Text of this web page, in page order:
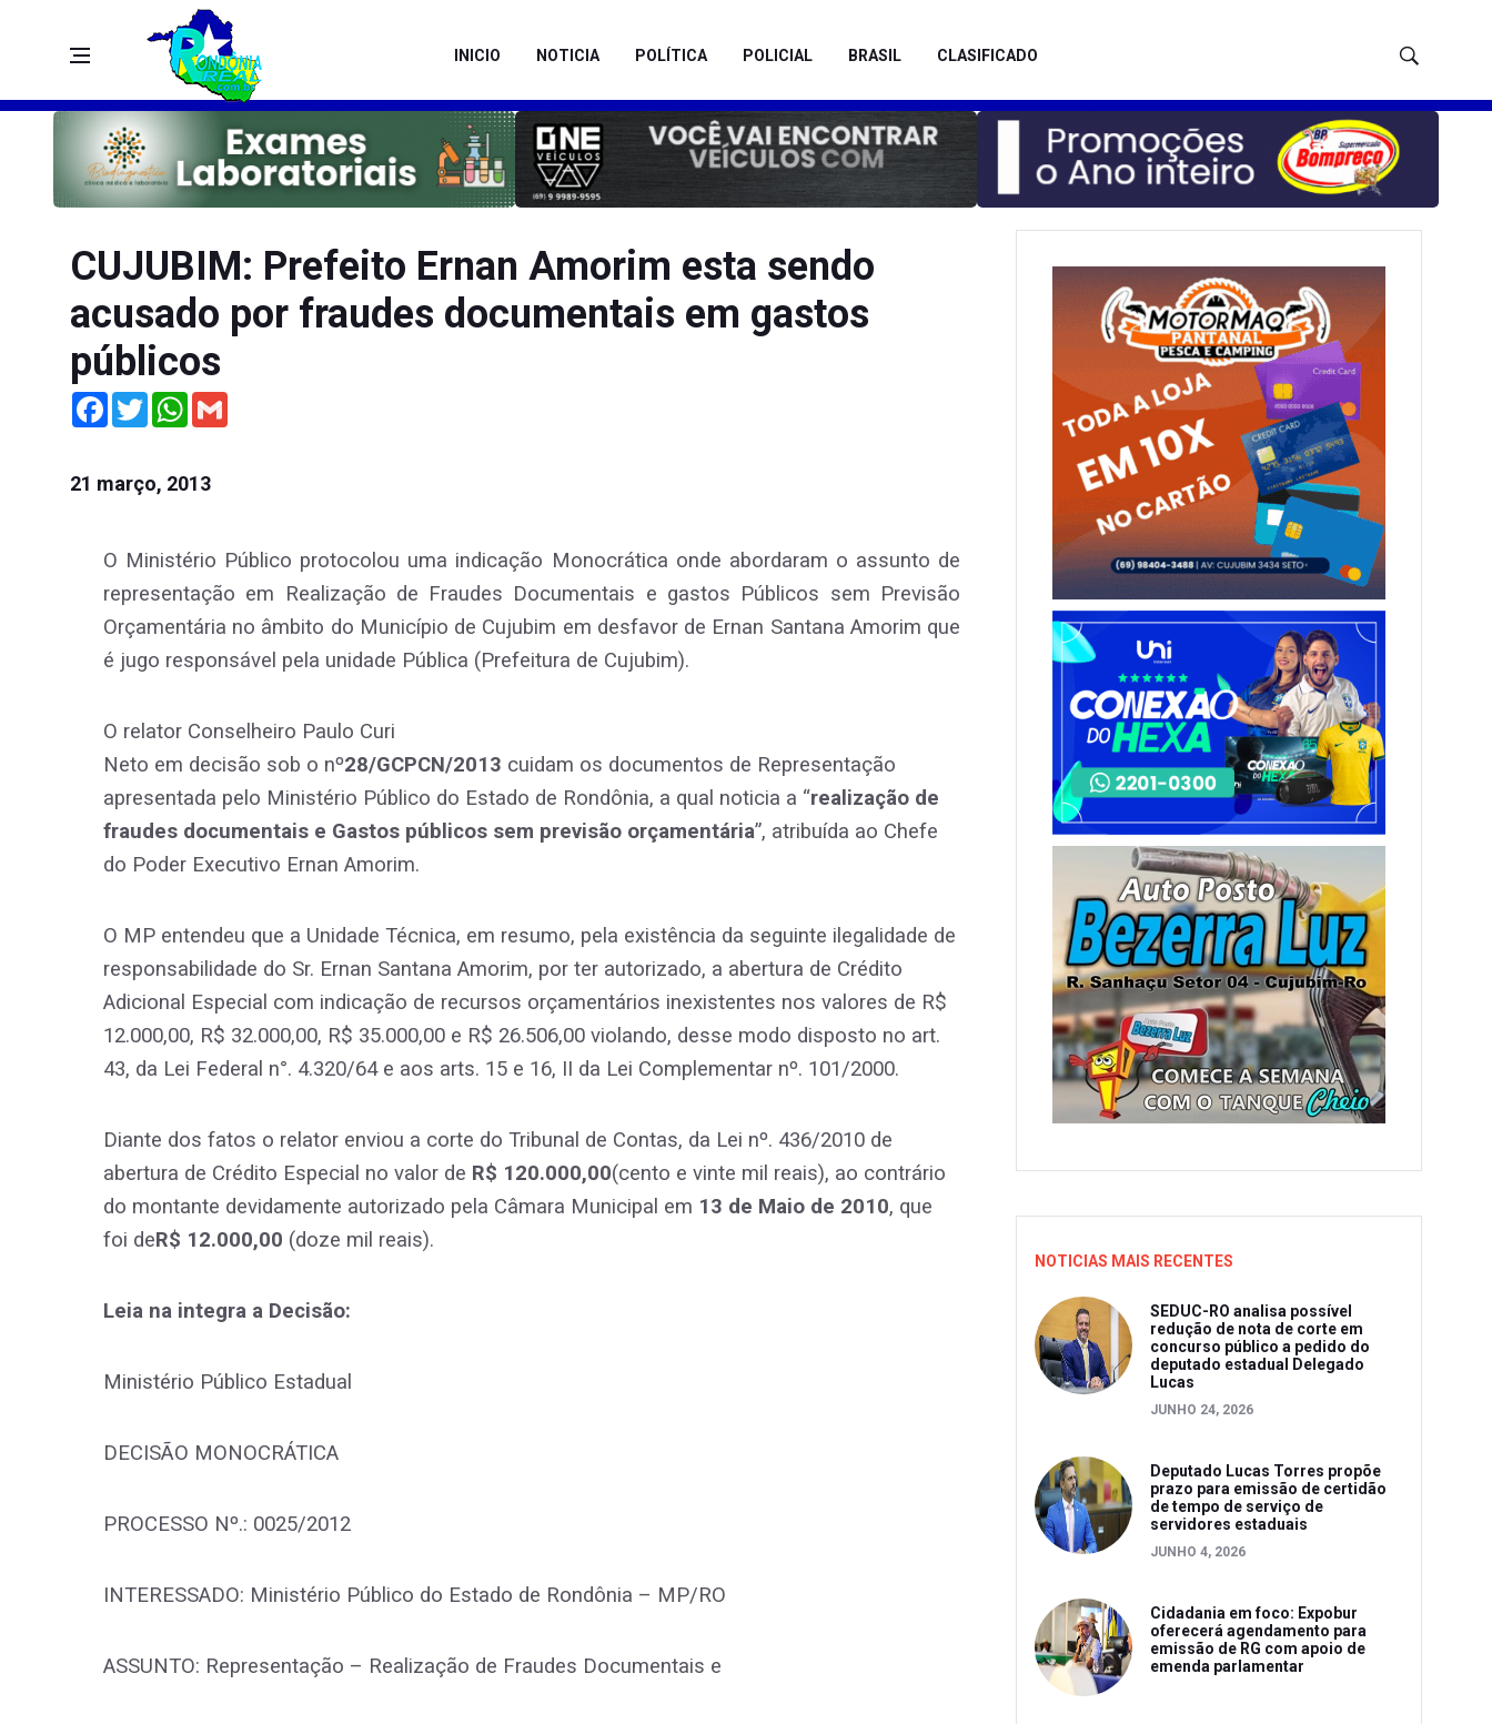
INICIO NOTICIA POLÍTICA POLICIAL BRASIL CLASIFICADO
CUJUBIM: Prefeito Ernan Amorim esta sendo
acusado por fraudes documentais em gastos
públicos
Facebook
TwitterWhatsApp
21 março, 2013
O Ministério Público protocolou uma indicação Monocrática onde abordaram o assunto de
representação em Realização de Fraudes Documentais e gastos Públicos sem Previsão
Orçamentária no âmbito do Município de Cujubim em desfavor de Ernan Santana Amorim que
é jugo responsável pela unidade Pública (Prefeitura de Cujubim).
O relator Conselheiro Paulo Curi
Neto em decisão sob o nº28/GCPCN/2013 cuidam os documentos de Representação
apresentada pelo Ministério Público do Estado de Rondônia, a qual noticia a “realização de
fraudes documentais e Gastos públicos sem previsão orçamentária”, atribuída ao Chefe
do Poder Executivo Ernan Amorim.
O MP entendeu que a Unidade Técnica, em resumo, pela existência da seguinte ilegalidade de
responsabilidade do Sr. Ernan Santana Amorim, por ter autorizado, a abertura de Crédito
Adicional Especial com indicação de recursos orçamentários inexistentes nos valores de R$
12.000,00, R$ 32.000,00, R$ 35.000,00 e R$ 26.506,00 violando, desse modo disposto no art.
43, da Lei Federal n°. 4.320/64 e aos arts. 15 e 16, II da Lei Complementar nº. 101/2000.
Diante dos fatos o relator enviou a corte do Tribunal de Contas, da Lei nº. 436/2010 de
abertura de Crédito Especial no valor de R$ 120.000,00(cento e vinte mil reais), ao contrário
do montante devidamente autorizado pela Câmara Municipal em 13 de Maio de 2010, que
foi deR$ 12.000,00 (doze mil reais).
Leia na integra a Decisão:
Ministério Público Estadual
DECISÃO MONOCRÁTICA
PROCESSO Nº.: 0025/2012
INTERESSADO: Ministério Público do Estado de Rondônia – MP/RO
ASSUNTO: Representação – Realização de Fraudes Documentais e
NOTICIAS MAIS RECENTES
SEDUC-RO analisa possível
redução de nota de corte em
concurso público a pedido do
deputado estadual Delegado
Lucas
JUNHO 24, 2026
Deputado Lucas Torres propõe
prazo para emissão de certidão
de tempo de serviço de
servidores estaduais
JUNHO 4, 2026
Cidadania em foco: Expobur
oferecerá agendamento para
emissão de RG com apoio de
emenda parlamentar